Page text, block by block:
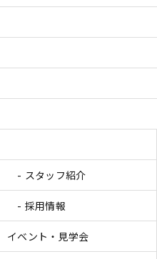
スタッフ紹介
採用情報
イベント・見学会